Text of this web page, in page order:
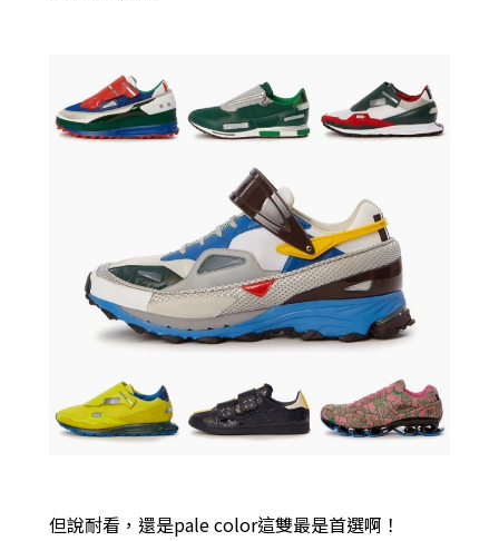
但說耐看，還是pale color這雙最是首選啊！